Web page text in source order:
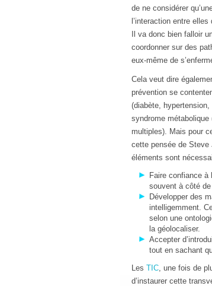
de ne considérer
l’interaction entre
Il va donc bien falloir
coordonner sur des
eux-même de
Cela veut dire
prévention se
(diabète,
syndrome
multiples). Mais pour
cette pensée de Steve
éléments sont
Faire confiance
souvent à côté
Développer des
intelligemment.
selon une
la géolocaliser.
Accepter
tout en sachant
Les TIC, une fois de
d’instaurer cette